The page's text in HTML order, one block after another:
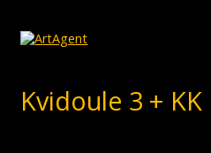
Kvidoule 3 + KK